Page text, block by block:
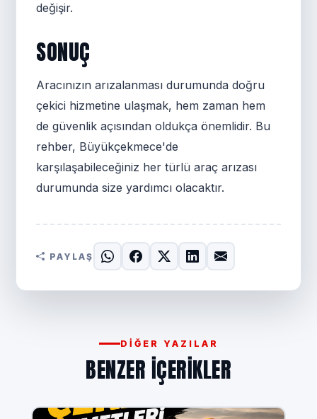
değişir.
SONUÇ
Aracınızın arızalanması durumunda doğru
çekici hizmetine ulaşmak, hem zaman hem
de güvenlik açısından oldukça önemlidir. Bu
rehber, Büyükçekmece'de
karşılaşabileceğiniz her türlü araç arızası
durumunda size yardımcı olacaktır.
PAYLAŞ
DIĞER YAZILAR
BENZER IÇERIKLER